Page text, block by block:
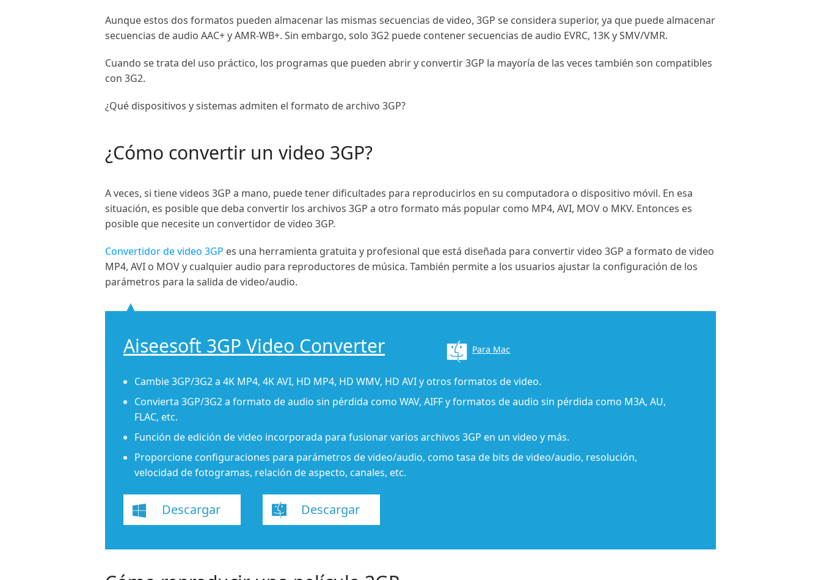
Aunque estos dos formatos pueden almacenar las mismas secuencias de video, 3GP se considera superior, ya que puede almacenar
secuencias de audio AAC+ y AMR-WB+. Sin embargo, solo 3G2 puede contener secuencias de audio EVRC, 13K y SMV/VMR.
Cuando se trata del uso práctico, los programas que pueden abrir y convertir 3GP la mayoría de las veces también son compatibles
con 3G2.
¿Qué dispositivos y sistemas admiten el formato de archivo 3GP?
¿Cómo convertir un video 3GP?
A veces, si tiene videos 3GP a mano, puede tener dificultades para reproducirlos en su computadora o dispositivo móvil. En esa
situación, es posible que deba convertir los archivos 3GP a otro formato más popular como MP4, AVI, MOV o MKV. Entonces es
posible que necesite un convertidor de video 3GP.
Convertidor de video 3GP es una herramienta gratuita y profesional que está diseñada para convertir video 3GP a formato de video
MP4, AVI o MOV y cualquier audio para reproductores de música. También permite a los usuarios ajustar la configuración de los
parámetros para la salida de video/audio.
Aiseesoft 3GP Video Converter Para Mac
Cambie 3GP/3G2 a 4K MP4, 4K AVI, HD MP4, HD WMV, HD AVI y otros formatos de video.
Convierta 3GP/3G2 a formato de audio sin pérdida como WAV, AIFF y formatos de audio sin pérdida como M3A, AU,
FLAC, etc.
Función de edición de video incorporada para fusionar varios archivos 3GP en un video y más.
Proporcione configuraciones para parámetros de video/audio, como tasa de bits de video/audio, resolución,
velocidad de fotogramas, relación de aspecto, canales, etc.
Descargar Descargar